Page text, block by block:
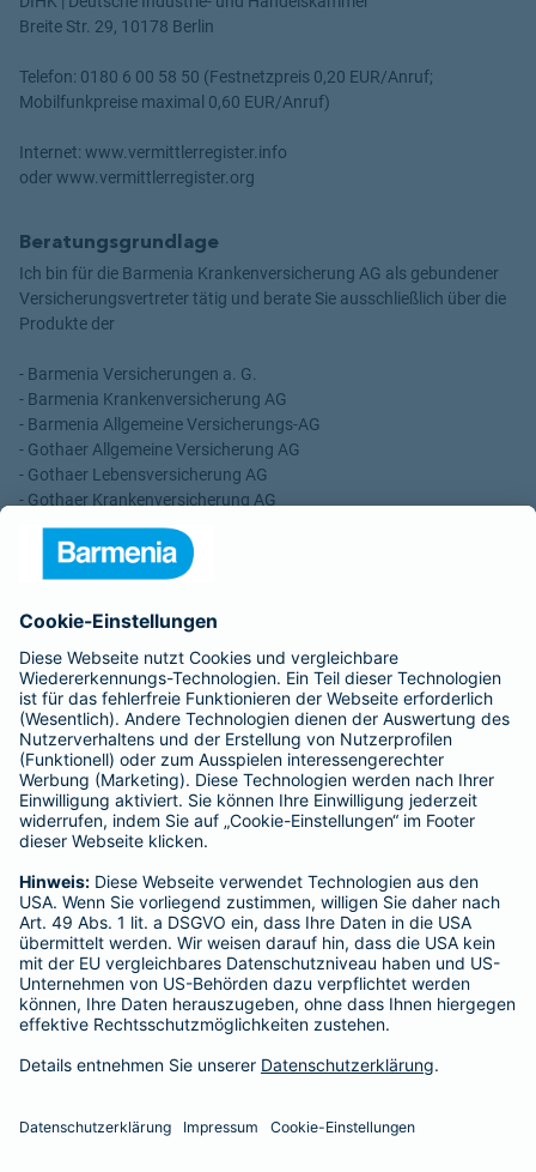
Breite Str. 29, 10178 Berlin
Telefon: 0180 6 00 58 50 (Festnetzpreis 0,20 EUR/Anruf;
Mobilfunkpreise maximal 0,60 EUR/Anruf)
Internet: www.vermittlerregister.info
oder www.vermittlerregister.org
Beratungsgrundlage
Ich bin für die Barmenia Krankenversicherung AG als gebundener
Versicherungsvertreter tätig und berate Sie ausschließlich über die
Produkte der
- Barmenia Versicherungen a. G.
- Barmenia Krankenversicherung AG
- Barmenia Allgemeine Versicherungs-AG
- Gothaer Allgemeine Versicherung AG
- Gothaer Lebensversicherung AG
- Gothaer Krankenversicherung AG
- ROLAND Rechtsschutz-Versicherungs-AG
- ROLAND Schutzbrief-Versicherung AG
Vergütungen, die in der zu entrichtenden Versicherungsprämie
enthalten sind.
Schlichtungsstellen
Für Lebens- und Sachversicherungen:
Verein Versicherungsombudsmann eV,
Postfach 080632, 10006 Berlin
Für private Krankenversicherungen:
Ombudsmann für private Kranken- / Pflege-Versicherungen,
Postfach 060222, 10052 Berlin
Impressum
Barmenia Versicherung - Celine Weidinger
Badstr. 16
Tel. 0176 80653774